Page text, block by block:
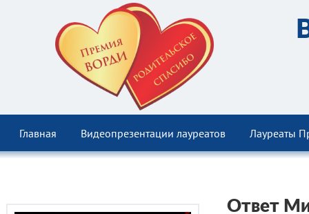
Главная Видеопрезентации лауреатов Лауреаты
Ответ